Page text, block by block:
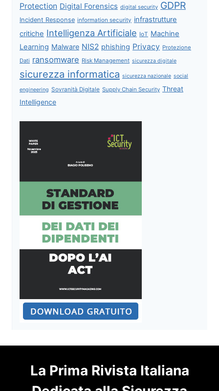
Protection Digital Forensics digital security GDPR
Incident Response information security infrastrutture
critiche Intelligenza Artificiale IoT Machine
Learning Malware NIS2 phishing Privacy Protezione
Dati ransomware Risk Management sicurezza digitale
sicurezza informatica sicurezza nazionale social
engineering Sovranità Digitale Supply Chain Security Threat
Intelligence
La Prima Rivista Italiana